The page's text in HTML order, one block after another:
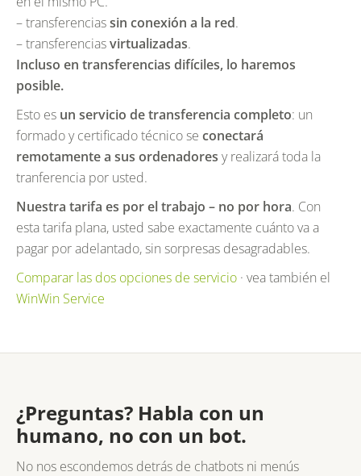
– transferenciassin conexión a la red.
– transferenciasvirtualizadas.
Incluso en transferencias difíciles, lo haremos
posible.
Esto es un servicio de transferencia completo: un
formado y certificado técnico se conectará
remotamente a sus ordenadores y realizará toda la
tranferencia por usted.
Nuestra tarifa es por el trabajo – no por hora. Con
esta tarifa plana, usted sabe exactamente cuánto va a
pagar por adelantado, sin sorpresas desagradables.
Comparar las dos opciones de servicio · vea también el
WinWin Service
¿Preguntas? Habla con un
humano, no con un bot.
No nos escondemos detrás de chatbots ni menús